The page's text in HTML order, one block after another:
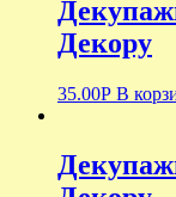
Декору
35.00Р В